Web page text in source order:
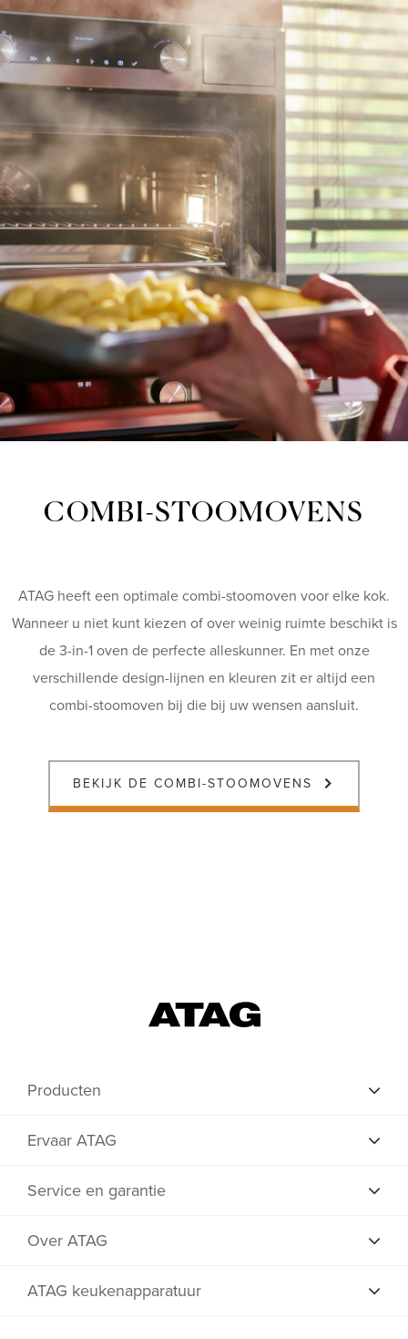
COMBI-STOOMOVENS
ATAG heeft een optimale combi-stoomoven voor elke kok.
Wanneer u niet kunt kiezen of over weinig ruimte beschikt is
de 3-in-1 oven de perfecte alleskunner. En met onze
verschillende design-lijnen en kleuren zit er altijd een
combi-stoomoven bij die bij uw wensen aansluit.
BEKIJK DE COMBI-STOOMOVENS
Producten
Ervaar ATAG
Service en garantie
Over ATAG
ATAG keukenapparatuur